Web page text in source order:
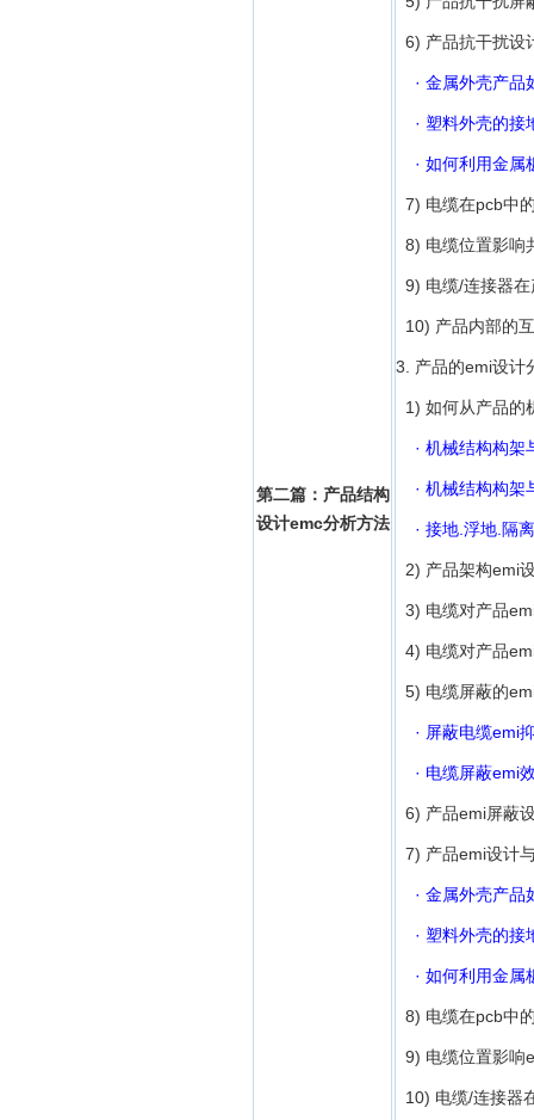
第二篇：产品结构
设计emc分析方法
6) 产品抗干扰设
· 金属外壳产
· 塑料外壳的接
· 如何利用金属
7) 电缆在pcb中
8) 电缆位置影响
9) 电缆/连接器
10) 产品内部的
3. 产品的emi设计
1) 如何从产品的
· 机械结构构架
· 机械结构构架
· 接地.浮地.隔
2) 产品架构emi
3) 电缆对产品
4) 电缆对产品
5) 电缆屏蔽的
· 屏蔽电缆emi
· 电缆屏蔽emi
6) 产品emi屏蔽
7) 产品emi设计
· 金属外壳产
· 塑料外壳的接
· 如何利用金属
8) 电缆在pcb中
9) 电缆位置影响
10) 电缆/连接器